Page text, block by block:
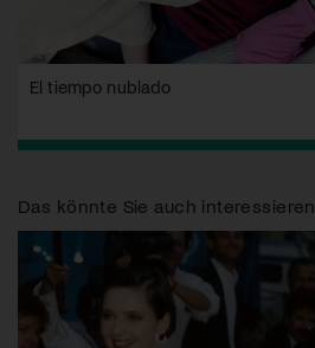
El tiempo nublado
Das könnte Sie auch interessieren